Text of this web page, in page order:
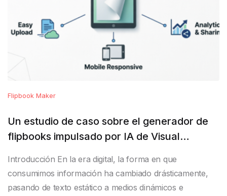
Flipbook Maker
Un estudio de caso sobre el generador de
flipbooks impulsado por IA de Visual
estáticos en experiencias interactivas
Introducción En la era digital, la forma en que
consumimos información ha cambiado drásticamente,
pasando de texto estático a medios dinámicos e